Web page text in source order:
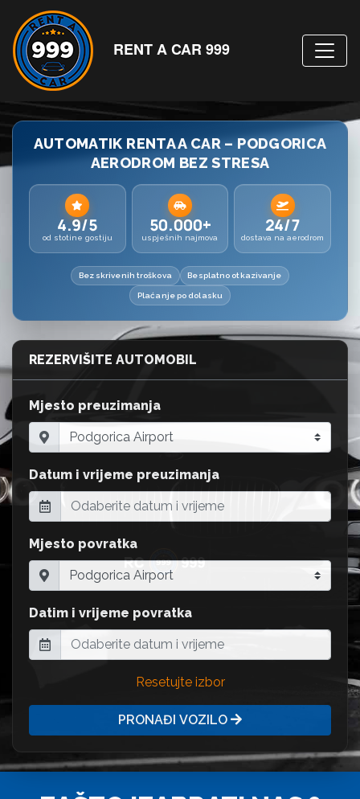
RENT A CAR 999
AUTOMATIK RENTA A CAR – PODGORICA
AERODROM BEZ STRESA
4.9/5
od stotine gostiju
50.000+
uspješnih najmova
24/7
dostava na aerodrom
Bez skrivenih troškova Besplatno otkazivanje
Plaćanje po dolasku
REZERVIŠITE AUTOMOBIL
Mjesto preuzimanja
Datum i vrijeme preuzimanja
Mjesto povratka
Datim i vrijeme povratka
Resetujte izbor
PRONAĐI VOZILO